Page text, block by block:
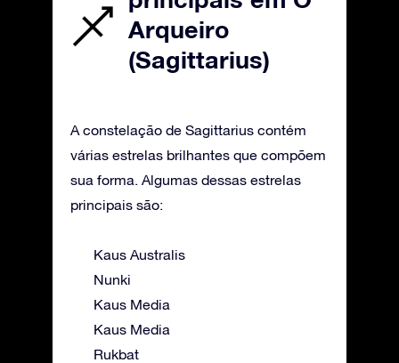
Arqueiro
(Sagittarius)
A constelação de Sagittarius contém
várias estrelas brilhantes que compõem
sua forma. Algumas dessas estrelas
principais são:
Kaus Australis
Nunki
Kaus Media
Kaus Media
Rukbat